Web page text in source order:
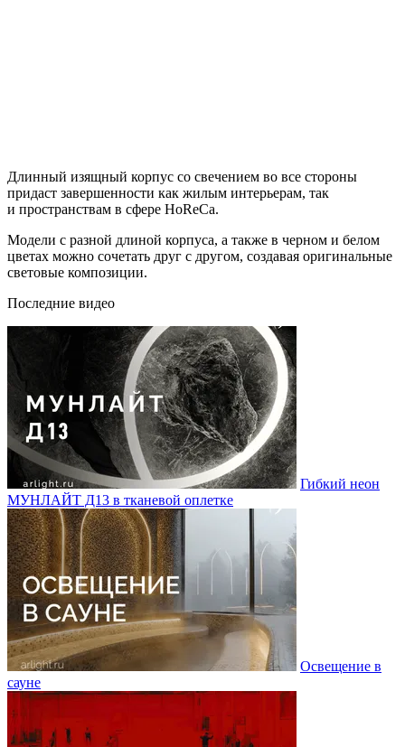
Длинный изящный корпус со свечением во все стороны
придаст завершенности как жилым интерьерам, так
и пространствам в сфере HoReCa.
Модели с разной длиной корпуса, а также в черном и белом
цветах можно сочетать друг с другом, создавая оригинальные
световые композиции.
Последние видео
Гибкий неон
МУНЛАЙТ Д13 в тканевой оплетке
Освещение в
сауне